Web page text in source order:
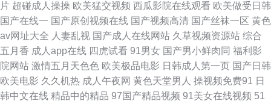
福利社 色色免费视频 欧美怡红院五区 黄色电影小视频 福利区站91 av小电影
导航 日本在线A√ 欧美18区 久草热99 丁香91大神在线 www黄色网站 欧美日
韩国产综合 91蜜桃破解版 91超碰在线 91精品天堂 香蕉超碰 日本一级影片
蜜桃AV97 国产午夜伊人精品 97护士超碰在线 91精品手机9 亚州成人网站在
片 超碰成人操操 欧美猛交视频 西瓜影院在线观看 欧美做受日韩
国产在线一 国产原创视频在线 国产视频高清 国产丝袜一区 黄色
av网址大全 人妻乱视 国产成人在线网站 久草视频资源站 综合
五月香 成人app在线 四虎试看 91男女 国产男小鲜肉同 福利影
院网站 激情五月天色色 欧美极品电影 日韩成人第一页 国产日韩
欧美电影 久久机热 成人午夜网 黄色天堂男人 操视频免费91 日
韩中文在线 精品中的精品 97国产精品视频 91美女在线视频 51